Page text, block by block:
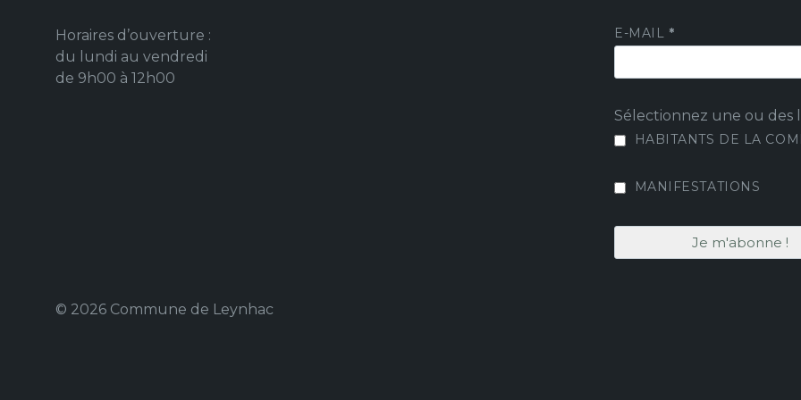
Horaires d’ouverture :
du lundi au vendredi
de 9h00 à 12h00
E-MAIL *
Sélectionnez une ou des
HABITANTS DE LA
MANIFESTATIONS
© 2026 Commune de Leynhac